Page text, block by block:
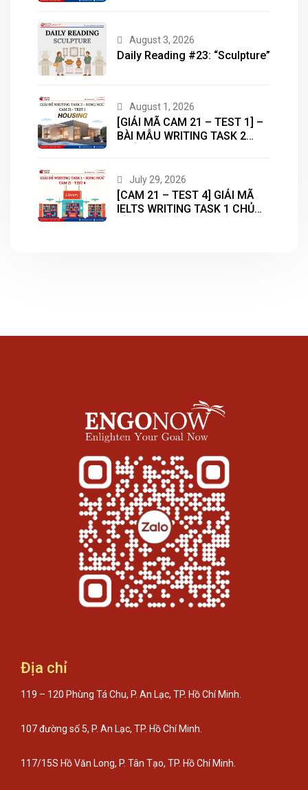
August 3, 2026
Daily Reading #23: “Sculpture”
August 1, 2026
[GIẢI MÃ CAM 21 – TEST 1] –
BÀI MẪU WRITING TASK 2
July 29, 2026
[CAM 21 – TEST 4] GIẢI MÃ
IELTS WRITING TASK 1 CHỦ
Địa chỉ
119 – 120 Phùng Tá Chu, P. An Lạc, TP. Hồ Chí Minh.
107 đường số 5, P. An Lạc, TP. Hồ Chí Minh.
117/15S Hồ Văn Long, P. Tân Tạo, TP. Hồ Chí Minh.